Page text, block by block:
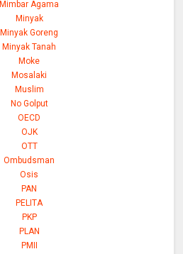
Mimbar Agama
Minyak
Minyak Goreng
Minyak Tanah
Moke
Mosalaki
Muslim
No Golput
OECD
OJK
OTT
Ombudsman
Osis
PAN
PELITA
PKP
PLAN
PMII